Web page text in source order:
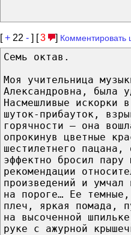
[+ 22 - ] [3 ] Комментировать
Семь октав.
Моя учительница
Александровна, была
Насмешливые искорки
шуток-прибауток,
горячности – она
опрокинув цветные
шестилетнего
эффектно бросил пару
рекомендации
произведений и
на пороге… Ее
плеч, яркая помада,
на высоченной
руке с ажурной